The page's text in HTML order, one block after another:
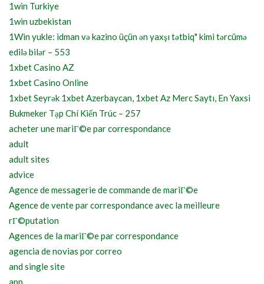
1win Turkiye
1win uzbekistan
1Win yukle: idman və kazino üçün ən yaxşı tətbiq" kimi tərcümə
edilə bilər – 553
1xbet Casino AZ
1xbet Casino Online
1xbet Seyrək 1xbet Azerbaycan, 1xbet Az Merc Saytı, En Yaxsi
Bukmeker Tạp Chí Kiến Trúc – 257
acheter une mariГ©e par correspondance
adult
adult sites
advice
Agence de messagerie de commande de mariГ©e
Agence de vente par correspondance avec la meilleure
rГ©putation
Agences de la mariГ©e par correspondance
agencia de novias por correo
and single site
app